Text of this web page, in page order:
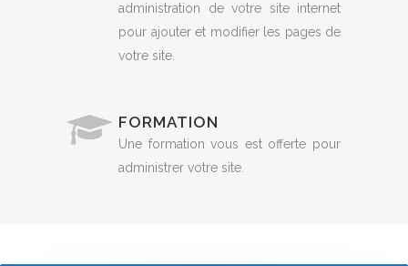
administration de votre site internet
pour ajouter et modifier les pages de
votre site.
FORMATION
Une formation vous est offerte pour
administrer votre site.